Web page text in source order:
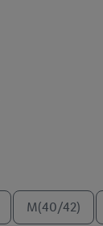
M(40/42)